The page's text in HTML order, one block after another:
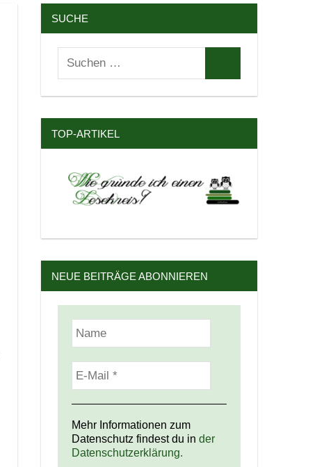
SUCHE
Suchen
nach:
TOP-ARTIKEL
NEUE BEITRÄGE ABONNIEREN
Mehr Informationen zum
Datenschutz findest du in der
Datenschutzerklärung.